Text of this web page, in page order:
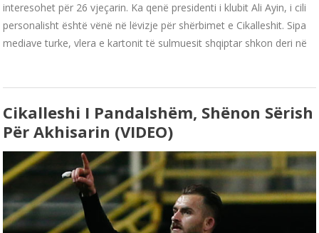
interesohet për 26 vjeçarin. Ka qenë presidenti i klubit Ali Ayin, i cili
personalisht është vënë në lëvizje për shërbimet e Cikalleshit. Sipa
mediave turke, vlera e kartonit të sulmuesit shqiptar shkon deri në
Cikalleshi I Pandalshëm, Shënon Sërish
Për Akhisarin (VIDEO)